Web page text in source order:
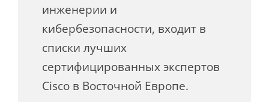
инженерии и
кибербезопасности, входит в
списки лучших
сертифицированных экспертов
Cisco в Восточной Европе.